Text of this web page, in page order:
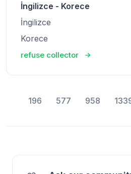
İngilizce - Korece
İngilizce
Korece
refuse collector
196 577 958